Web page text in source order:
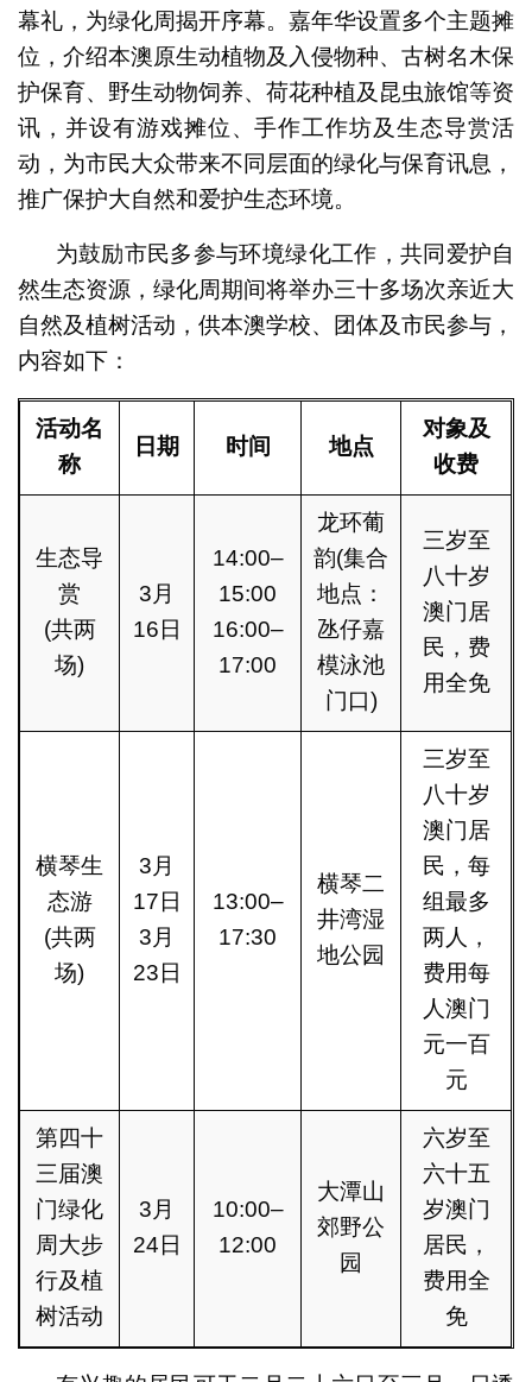
幕礼，为绿化周揭开序幕。嘉年华设置多个主题摊
位，介绍本澳原生动植物及入侵物种、古树名木保
护保育、野生动物饲养、荷花种植及昆虫旅馆等资
讯，并设有游戏摊位、手作工作坊及生态导赏活
动，为市民大众带来不同层面的绿化与保育讯息，
推广保护大自然和爱护生态环境。
为鼓励市民多参与环境绿化工作，共同爱护自
然生态资源，绿化周期间将举办三十多场次亲近大
自然及植树活动，供本澳学校、团体及市民参与，
内容如下：
活动名
称
日期 时间 地点
对象及
收费
生态导
赏
(共两
场)
3月
16日
14:00–
15:00
16:00–
17:00
龙环葡
韵(集合
地点：
氹仔嘉
模泳池
门口)
三岁至
八十岁
澳门居
民，费
用全免
横琴生
态游
(共两
场)
3月
17日
3月
23日
13:00–
17:30
横琴二
井湾湿
地公园
三岁至
八十岁
澳门居
民，每
组最多
两人，
费用每
人澳门
元一百
元
第四十
三届澳
门绿化
周大步
行及植
树活动
3月
24日
10:00–
12:00
大潭山
郊野公
园
六岁至
六十五
岁澳门
居民，
费用全
免